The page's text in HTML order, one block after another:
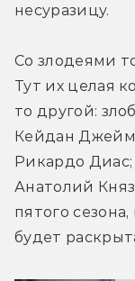
несуразицу.
Со злодеями
Тут их целая
то другой:
Кейдан
Рикардо
Анатолий
пятого
будет